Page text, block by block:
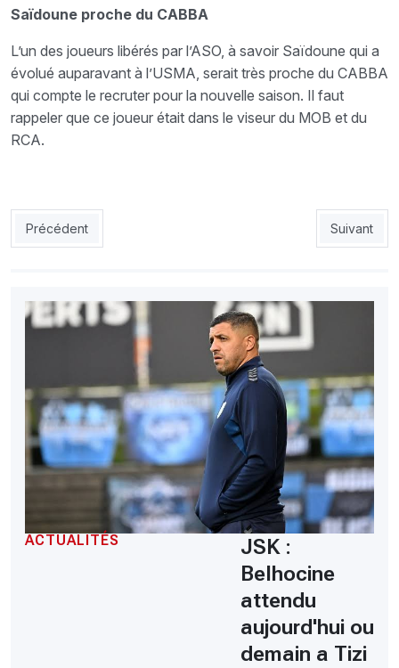
Saïdoune proche du CABBA
L’un des joueurs libérés par l’ASO, à savoir Saïdoune qui a
évolué auparavant à l’USMA, serait très proche du CABBA
qui compte le recruter pour la nouvelle saison. Il faut
rappeler que ce joueur était dans le viseur du MOB et du
RCA.
Article précédent : CSC-Garzitto :«Dès que possible, je
Précédent Article
Suivant
ACTUALITÉS
JSK :
Belhocine
attendu
aujourd'hui ou
demain a Tizi